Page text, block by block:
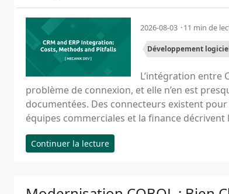
2026-08-03 11 min de
Développement
L’intégration entre
problème de connexion, et elle n’en est
documentées. Des connecteurs existent
équipes commerciales et la finance décrivent
Continuer la lecture